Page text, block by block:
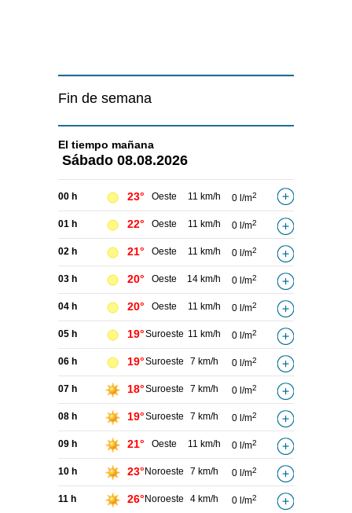
Fin de semana
El tiempo mañana
Sábado 08.08.2026
00 h 23° Oeste 11 km/h 0 l/m2
01 h 22° Oeste 11 km/h 0 l/m2
02 h 21° Oeste 11 km/h 0 l/m2
03 h 20° Oeste 14 km/h 0 l/m2
04 h 20° Oeste 11 km/h 0 l/m2
05 h 19°Suroeste 11 km/h 0 l/m2
06 h 19°Suroeste 7 km/h 0 l/m2
07 h 18°Suroeste 7 km/h 0 l/m2
08 h 19°Suroeste 7 km/h 0 l/m2
09 h 21° Oeste 11 km/h 0 l/m2
10 h 23° Noroeste 7 km/h 0 l/m2
11 h 26° Noroeste 4 km/h 0 l/m2